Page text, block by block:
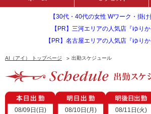
【30代・40代の女性 Wワーク・掛け
【PR】三河エリアの人気店『ゆりか
【PR】名古屋エリアの人気店『ゆりか
AI（アイ） トップページ 出勤スケジュール
08/09日(日) 08/10日(月) 08/11日(火)